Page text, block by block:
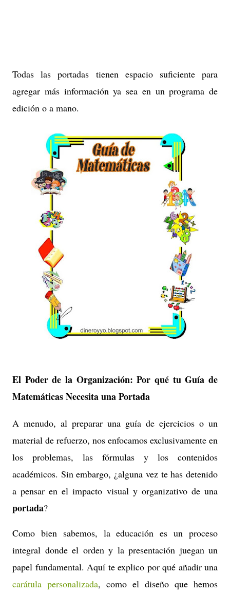
Todas las portadas tienen espacio suficiente para
agregar más información ya sea en un programa de
edición o a mano.
El Poder de la Organización: Por qué tu Guía de
Matemáticas Necesita una Portada
A menudo, al preparar una guía de ejercicios o un
material de refuerzo, nos enfocamos exclusivamente en
los problemas, las fórmulas y los contenidos
académicos. Sin embargo, ¿alguna vez te has detenido
a pensar en el impacto visual y organizativo de una
portada?
Como bien sabemos, la educación es un proceso
integral donde el orden y la presentación juegan un
papel fundamental. Aquí te explico por qué añadir una
carátula personalizada, como el diseño que hemos